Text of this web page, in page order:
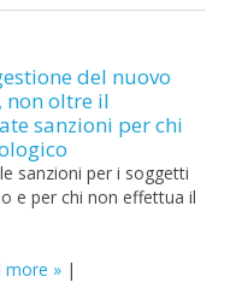
del nuovo
non oltre il
sanzioni per chi
sanzioni per i soggetti
e per chi non effettua il
more |